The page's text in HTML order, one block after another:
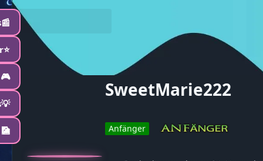
SweetMarie222
Anfänger